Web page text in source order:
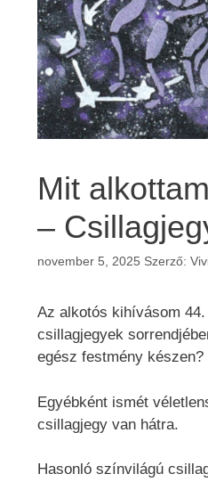
Mit
–
november 5, 2025 Szerző:
Az alkotós kihívásom
csillagjegyek
egész festmény
Egyébként ismét
csillagjegy van hátra.
Hasonló színvilágú